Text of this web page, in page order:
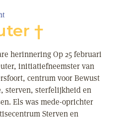
†
herinnering Op 25 februari
initiatiefneemster van
centrum voor Bewust
sterven, sterfelijkheid en
Els was mede-oprichter
Sterven en